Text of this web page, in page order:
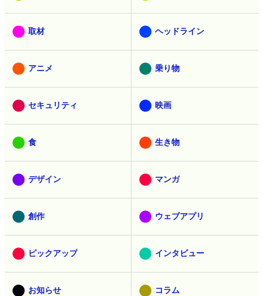
取材 ヘッドライン
アニメ 乗り物
セキュリティ 映画
食 生き物
デザイン マンガ
創作 ウェブアプリ
ピックアップ インタビュー
お知らせ コラム